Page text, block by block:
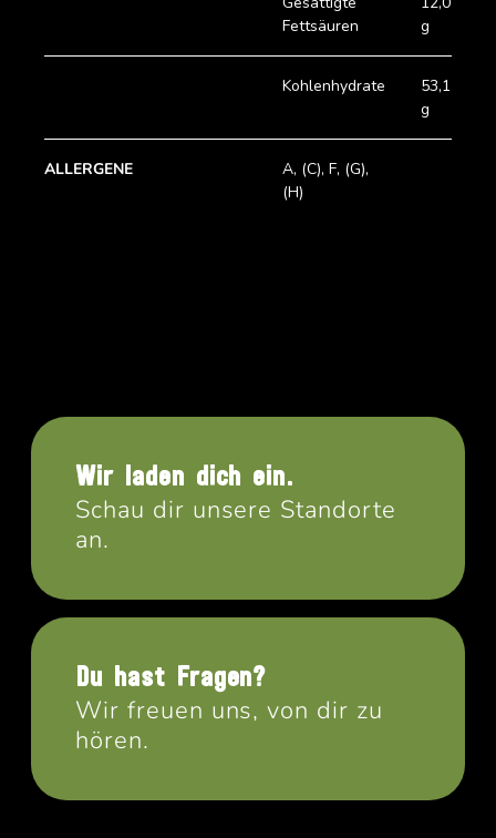
Fettsäuren
g
Kohlenhydrate
53,1
g
ALLERGENE
A, (C), F, (G),
(H)
Wir laden dich ein.
Schau dir unsere Standorte
an.
Du hast Fragen?
Wir freuen uns, von dir zu
hören.